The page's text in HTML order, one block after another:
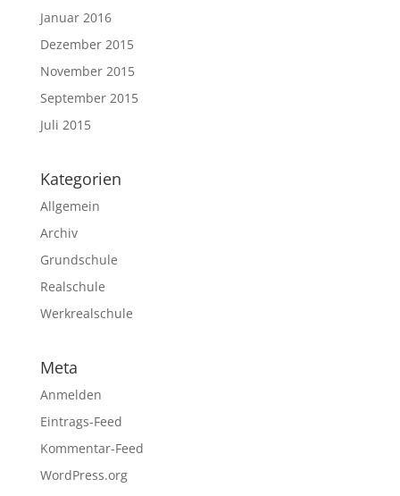
Januar 2016
Dezember 2015
November 2015
September 2015
Juli 2015
Kategorien
Allgemein
Archiv
Grundschule
Realschule
Werkrealschule
Meta
Anmelden
Eintrags-Feed
Kommentar-Feed
WordPress.org